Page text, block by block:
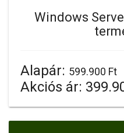
Windows
Alapár: 599.900 Ft
Akciós ár: